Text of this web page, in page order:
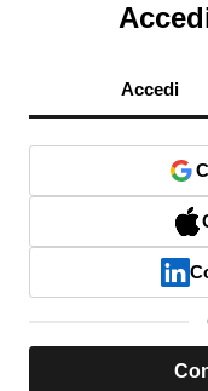
Accedi